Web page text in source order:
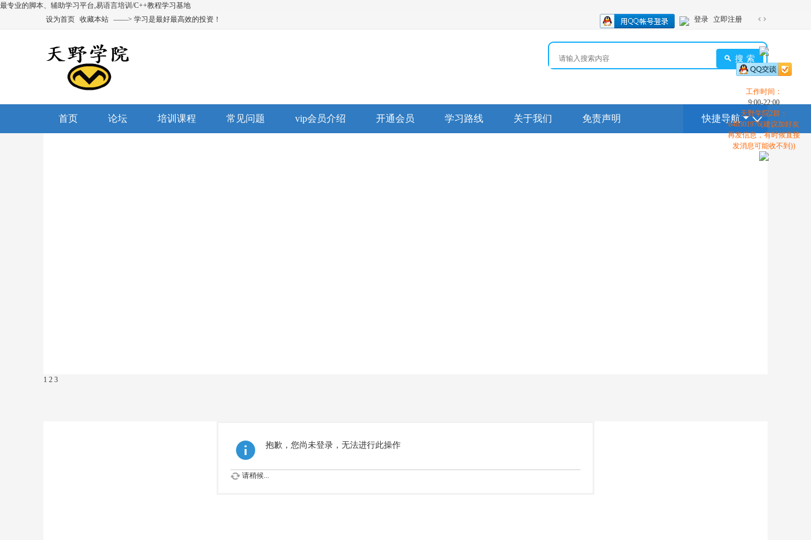
最专业的脚本、辅助学习平台,易语言培训/C++教程学习基地
设为首页 收藏本站 ——> 学习是最好最高效的投资！
换
到
宽
版
登录 立即注册
搜索
首页 论坛 培训课程 常见问题 vip会员介绍 开通会员 学习路线 关于我们 免责声明 快捷导航
1 2 3
抱歉，您尚未登录，无法进行此操作
请稍候...
工作时间：
9:00-22:00
天野学院2群：
648301976(建议加好友
再发信息，有时候直接
发消息可能收不到))